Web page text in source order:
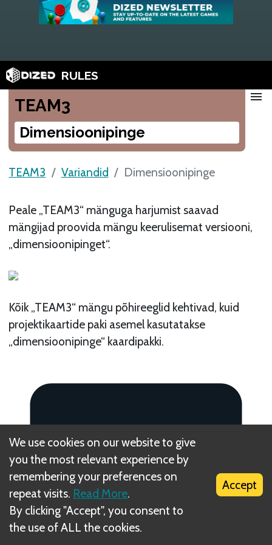
RULES
TEAM3
Dimensioonipinge
menu
TEAM3 Variandid Dimensioonipinge
Peale „TEAM3“ mänguga harjumist saavad
mängijad proovida mängu keerulisemat versiooni,
„dimensioonipinget“.
Kõik „TEAM3“ mängu põhireeglid kehtivad, kuid
projektikaartide paki asemel kasutatakse
„dimensioonipinge“ kaardipakki.
We use cookies on our website to give
you the most relevant experience by
remembering your preferences on
repeat visits. Read More.
By clicking "Accept", you consent to
the use of ALL the cookies.
Accept